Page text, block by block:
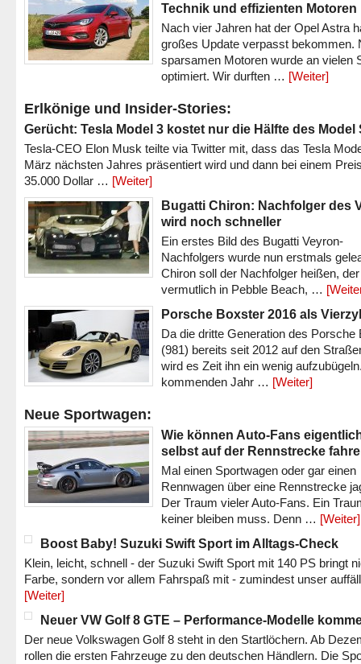
Technik und effizienten Motoren
Nach vier Jahren hat der Opel Astra
großes Update verpasst bekommen.
sparsamen Motoren wurde an vielen
optimiert. Wir durften … [Weiter]
Erlkönige und Insider-Stories:
Gerücht: Tesla Model 3 kostet nur die Hälfte des Model
Tesla-CEO Elon Musk teilte via Twitter mit, dass das Tesla
März nächsten Jahres präsentiert wird und dann bei einem
35.000 Dollar … [Weiter]
Bugatti Chiron: Nachfolger des
wird noch schneller
Ein erstes Bild des Bugatti Veyron-
Nachfolgers wurde nun erstmals
Chiron soll der Nachfolger heißen, der
vermutlich in Pebble Beach, …
Porsche Boxster 2016 als
Da die dritte Generation des Porsche
(981) bereits seit 2012 auf den
wird es Zeit ihn ein wenig
kommenden Jahr … [Weiter]
Neue Sportwagen:
Wie können Auto-Fans
selbst auf der Rennstrecke
Mal einen Sportwagen oder gar einen
Rennwagen über eine Rennstrecke
Der Traum vieler Auto-Fans. Ein
keiner bleiben muss. Denn … [Weiter]
Boost Baby! Suzuki Swift Sport im Alltags-Check
Klein, leicht, schnell - der Suzuki Swift Sport mit 140 PS bringt
Farbe, sondern vor allem Fahrspaß mit - zumindest unser
[Weiter]
Neuer VW Golf 8 GTE – Performance-Modelle
Der neue Volkswagen Golf 8 steht in den Startlöchern. Ab
rollen die ersten Fahrzeuge zu den deutschen Händlern. Die